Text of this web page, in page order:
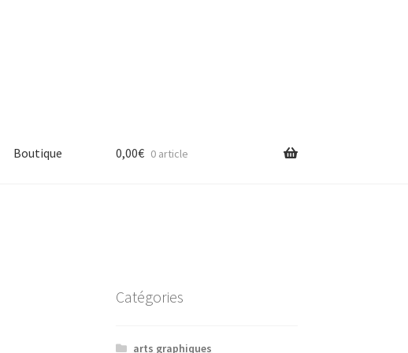
Boutique 0,00€ 0 article
Catégories
arts graphiques